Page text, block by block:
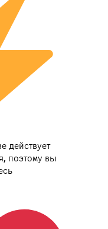
действует
поэтому вы